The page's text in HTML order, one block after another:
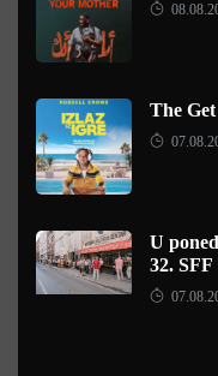
The
U
32. SFF